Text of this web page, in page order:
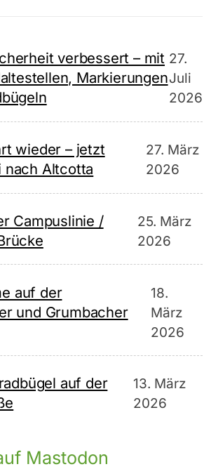
verbessert – mit
Markierungen
27.
Juli
2026
wieder – jetzt
nach Altcotta
27. März
2026
Campuslinie /
25. März
2026
auf der
und Grumbacher
18.
März
2026
auf der
13. März
2026
Mastodon